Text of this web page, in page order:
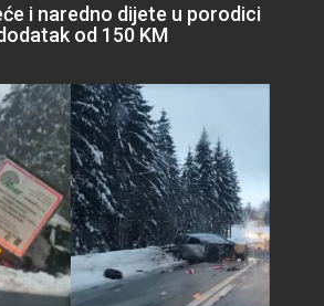
i naredno dijete u porodici
od 150 KM